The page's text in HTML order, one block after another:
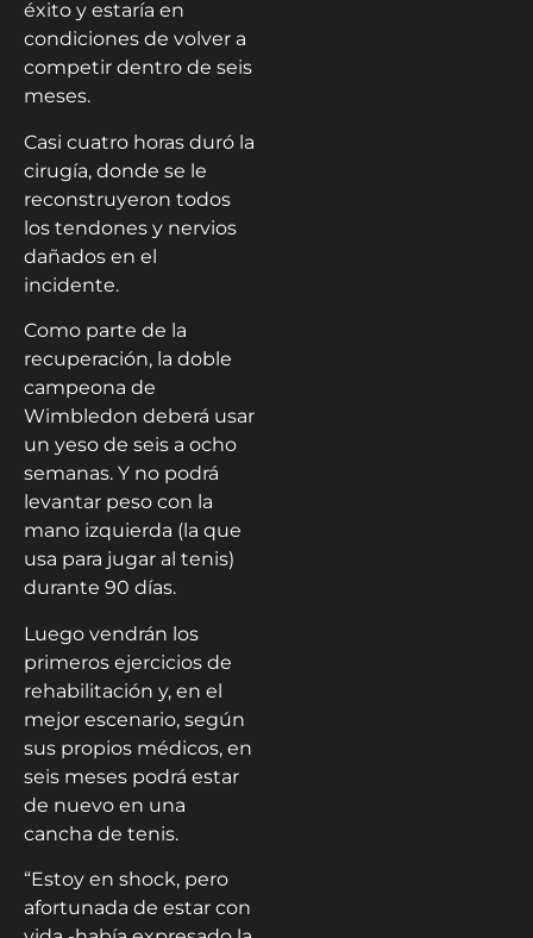
éxito y estaría en
condiciones de volver a
competir dentro de seis
meses.
Casi cuatro horas duró la
cirugía, donde se le
reconstruyeron todos
los tendones y nervios
dañados en el
incidente.
Como parte de la
recuperación, la doble
campeona de
Wimbledon deberá usar
un yeso de seis a ocho
semanas. Y no podrá
levantar peso con la
mano izquierda (la que
usa para jugar al tenis)
durante 90 días.
Luego vendrán los
primeros ejercicios de
rehabilitación y, en el
mejor escenario, según
sus propios médicos, en
seis meses podrá estar
de nuevo en una
cancha de tenis.
“Estoy en shock, pero
afortunada de estar con